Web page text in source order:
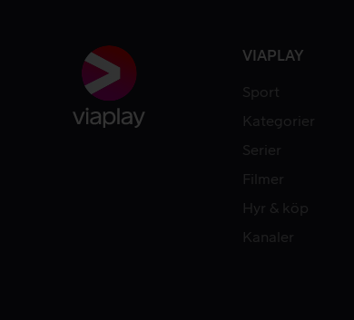
VIAPLAY
Sport
Kategorier
Serier
Filmer
Hyr & köp
Kanaler